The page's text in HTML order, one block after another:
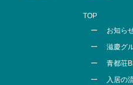
TOP
お知ら
滋慶グ
青都荘
入居の